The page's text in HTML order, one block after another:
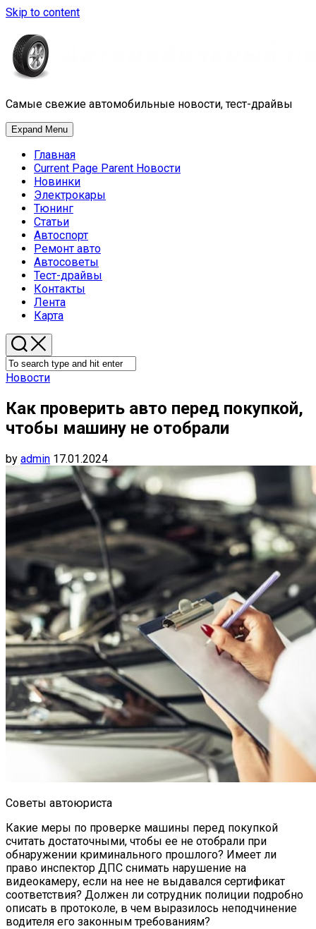
Skip to content
Самые свежие автомобильные новости, тест-драйвы
Expand Menu
Главная
Current Page Parent Новости
Новинки
Электрокары
Тюнинг
Статьи
Автоспорт
Ремонт авто
Автосоветы
Тест-драйвы
Контакты
Лента
Карта
Новости
Как проверить авто перед покупкой,
чтобы машину не отобрали
by admin 17.01.2024
Советы автоюриста
Какие меры по проверке машины перед покупкой
считать достаточными, чтобы ее не отобрали при
обнаружении криминального прошлого? Имеет ли
право инспектор ДПС снимать нарушение на
видеокамеру, если на нее не выдавался сертификат
соответствия? Должен ли сотрудник полиции подробно
описать в протоколе, в чем выразилось неподчинение
водителя его законным требованиям?